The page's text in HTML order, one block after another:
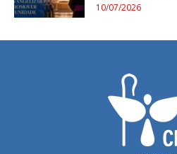
10/07/2026